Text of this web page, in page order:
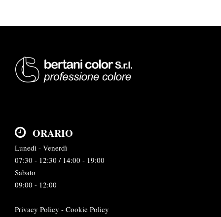
ORARIO
Lunedì - Venerdì
07:30 - 12:30 / 14:00 - 19:00
Sabato
09:00 - 12:00
Privacy Policy - Cookie Policy